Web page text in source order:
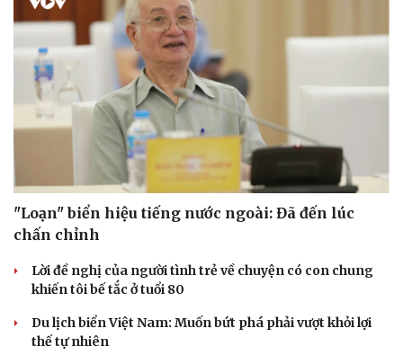
Nam khoa
Làm đẹp - giảm cân
Phòng mạch online
Ăn sạch sống khỏe
"Loạn" biển hiệu tiếng nước ngoài: Đã đến lúc
chấn chỉnh
Lời đề nghị của người tình trẻ về chuyện có con chung
khiến tôi bế tắc ở tuổi 80
Du lịch biển Việt Nam: Muốn bứt phá phải vượt khỏi lợi
thế tự nhiên